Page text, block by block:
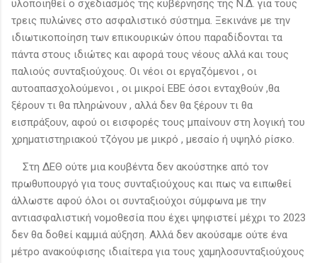
υλοποιηθεί ο σχεδιασμός της κυβέρνησης της Ν.Δ. για τους
τρεις πυλώνες στο ασφαλιστικό σύστημα. Ξεκινάνε με την
ιδιωτικοποίηση των επικουρικών όπου παραδίδονται τα
πάντα στους ιδιώτες και αφορά τους νέους αλλά και τους
παλιούς συνταξιούχους. Οι νέοι οι εργαζόμενοι , οι
αυτοαπασχολούμενοι , οι μικροί ΕΒΕ όσοι ενταχθούν ,θα
ξέρουν τι θα πληρώνουν , αλλά δεν θα ξέρουν τι θα
εισπράξουν, αφού οι εισφορές τους μπαίνουν στη λογική του
χρηματιστηριακού τζόγου με μικρό , μεσαίο ή υψηλό ρίσκο.
Στη ΔΕΘ ούτε μια κουβέντα δεν ακούστηκε από τον
πρωθυπουργό για τους συνταξιούχους και πως να ειπωθεί
άλλωστε αφού όλοι οι συνταξιούχοι σύμφωνα με την
αντιασφαλιστική νομοθεσία που έχει ψηφιστεί μέχρι το 2023
δεν θα δοθεί καμμιά αύξηση. Αλλά δεν ακούσαμε ούτε ένα
μέτρο ανακούφισης ιδιαίτερα για τους χαμηλοσυνταξιούχους